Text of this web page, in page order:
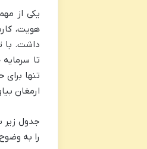
یکی از
هویت،
داشت. با
تا
تنها
ارمغان
جدول زیر
را به